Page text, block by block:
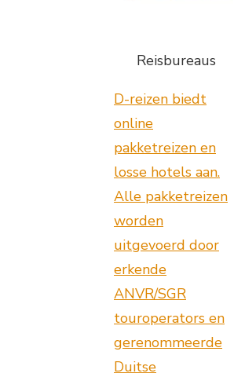
Reisbureaus
D-reizen biedt
online
pakketreizen en
losse hotels aan.
Alle pakketreizen
worden
uitgevoerd door
erkende
ANVR/SGR
touroperators en
gerenommeerde
Duitse